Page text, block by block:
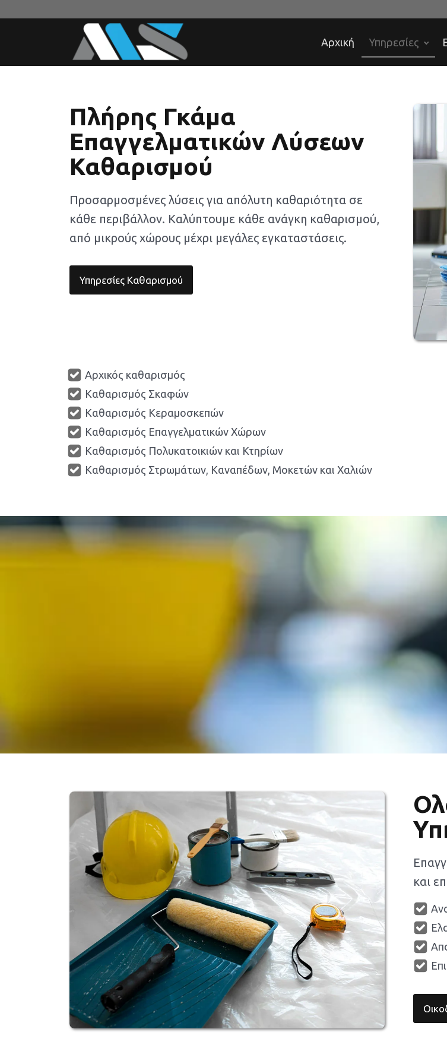
Αρχική Υπηρεσίες
Πλήρης Γκάμα
Επαγγελματικών Λύσεων
Καθαρισμού
Προσαρμοσμένες λύσεις για απόλυτη καθαριότητα σε
κάθε περιβάλλον. Καλύπτουμε κάθε ανάγκη καθαρισμού,
από μικρούς χώρους μέχρι μεγάλες εγκαταστάσεις.
Υπηρεσίες Καθαρισμού
Αρχικός καθαρισμός
Καθαρισμός Σκαφών
Καθαρισμός Κεραμοσκεπών
Καθαρισμός Επαγγελματικών Χώρων
Καθαρισμός Πολυκατοικιών και Κτηρίων
Καθαρισμός Στρωμάτων, Καναπέδων, Μοκετών και Χαλιών
και